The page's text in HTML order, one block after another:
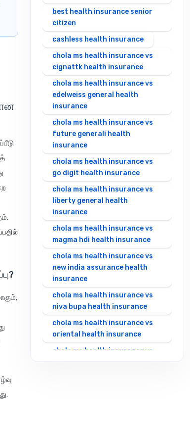
best health insurance senior
citizen
cashless health insurance
chola ms health insurance vs
cignattk health insurance
chola ms health insurance vs
edelweiss general health
insurance
chola ms health insurance vs
future generali health
insurance
chola ms health insurance vs
go digit health insurance
chola ms health insurance vs
liberty general health
insurance
chola ms health insurance vs
magma hdi health insurance
chola ms health insurance vs
new india assurance health
insurance
chola ms health insurance vs
niva bupa health insurance
chola ms health insurance vs
oriental health insurance
chola ms health insurance vs